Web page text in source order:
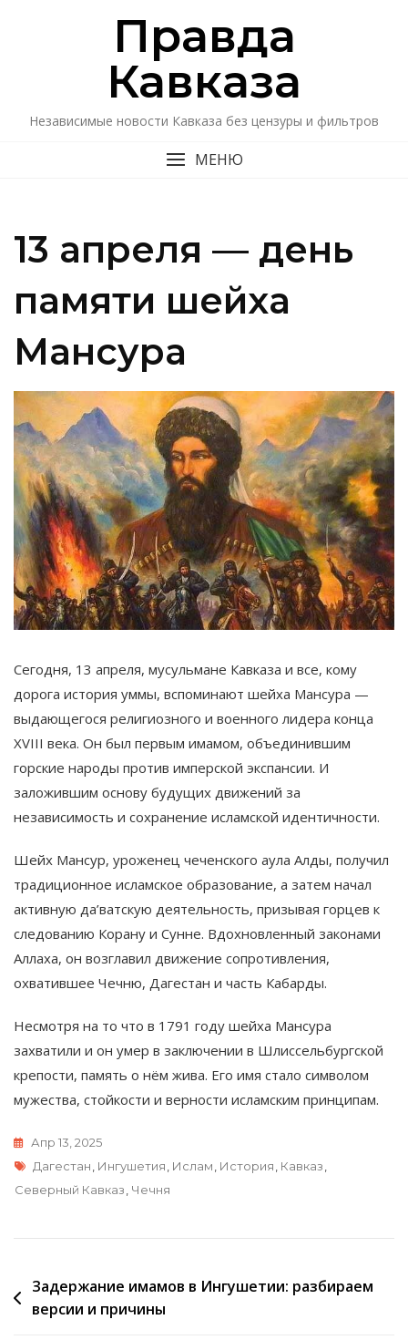
Правда
Кавказa
Независимые новости Кавказа без цензуры и фильтров
МЕНЮ
13 апреля — день
памяти шейха
Мансура
Сегодня, 13 апреля, мусульмане Кавказа и все, кому
дорога история уммы, вспоминают шейха Мансура —
выдающегося религиозного и военного лидера конца
XVIII века. Он был первым имамом, объединившим
горские народы против имперской экспансии. И
заложившим основу будущих движений за
независимость и сохранение исламской идентичности.
Шейх Мансур, уроженец чеченского аула Алды, получил
традиционное исламское образование, а затем начал
активную да’ватскую деятельность, призывая горцев к
следованию Корану и Сунне. Вдохновленный законами
Аллаха, он возглавил движение сопротивления,
охватившее Чечню, Дагестан и часть Кабарды.
Несмотря на то что в 1791 году шейха Мансура
захватили и он умер в заключении в Шлиссельбургской
крепости, память о нём жива. Его имя стало символом
мужества, стойкости и верности исламским принципам.
Апр 13, 2025
Метки
Дагестан Ингушетия Ислам История Кавказ
Северный Кавказ Чечня
Навигация
по
Задержание имамов в Ингушетии: разбираем
версии и причины